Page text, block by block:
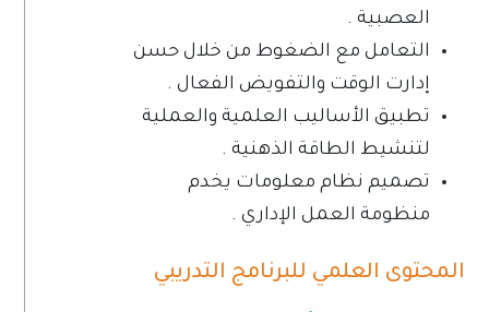
العصبية .
التعامل مع الضغوط من خلال حسن
إدارت الوقت والتفويض الفعال .
تطبيق الأساليب العلمية والعملية
لتنشيط الطاقة الذهنية .
تصميم نظام معلومات يخدم
منظومة العمل الإداري .
المحتوى العلمي للبرنامج التدريبي